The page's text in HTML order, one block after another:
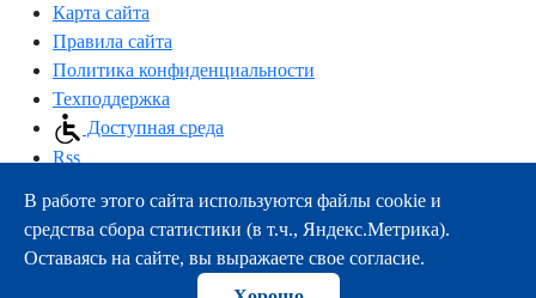
Карта сайта
Правила сайта
Политика конфиденциальности
Техподдержка
Доступная среда
Rss
163000, г.Архангельск, пр-т Троицкий, 51
тел.:+7 (8182) 21-11-63
e-mail:info@nsmu.ru
В работе этого сайта используются файлы cookie и
средства сбора статистики (в т.ч., Яндекс.Метрика).
Оставаясь на сайте, вы выражаете свое согласие.